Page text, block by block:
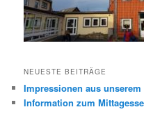
NEUESTE BEITRÄGE
Impressionen aus
Information zum